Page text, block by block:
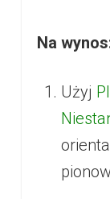
Na
Użyj